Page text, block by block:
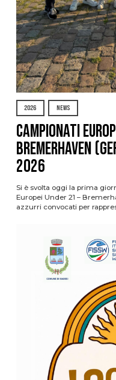
2026 NEWS
Campionati
Bremerhaven
2026
Si è svolta oggi la prima
Europei Under 21 –
azzurri convocati per